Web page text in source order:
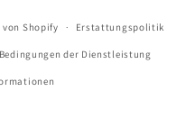
Shopify Erstattungspolitik
Bedingungen der Dienstleistung